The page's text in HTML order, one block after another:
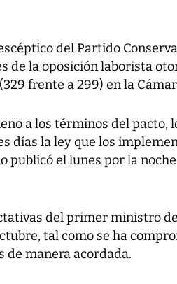
del Partido
de la oposición laborista
frente a 299) en la
a los términos del pacto,
días la ley que los
publicó el lunes por la
del primer ministro
tal como se ha
de manera acordada.